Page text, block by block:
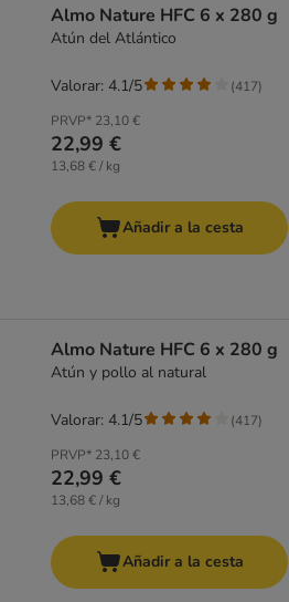
Almo Nature HFC 6 x 280 g
Atún del Atlántico
PRVP* 23,10 €
22,99 €
13,68 € / kg
Valorar: 4.1/5 (417)
Añadir a la cesta
Almo Nature HFC 6 x 280 g
Atún y pollo al natural
PRVP* 23,10 €
22,99 €
13,68 € / kg
Valorar: 4.1/5 (417)
Añadir a la cesta